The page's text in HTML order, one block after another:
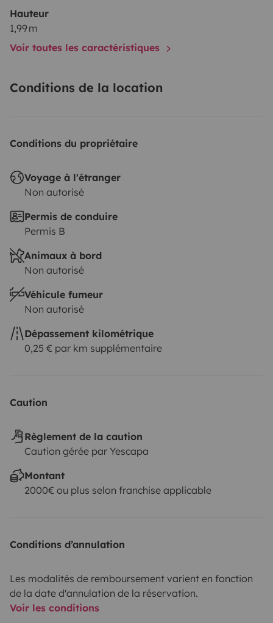
Hauteur
1,99 m
Voir toutes les caractéristiques
Conditions de la location
Conditions du propriétaire
Voyage à l'étranger
Non autorisé
Permis de conduire
Permis B
Animaux à bord
Non autorisé
Véhicule fumeur
Non autorisé
Dépassement kilométrique
0,25 € par km supplémentaire
Caution
Règlement de la caution
Caution gérée par Yescapa
Montant
2000€ ou plus selon franchise applicable
Conditions d’annulation
Les modalités de remboursement varient en fonction
de la date d'annulation de la réservation.
Voir les conditions